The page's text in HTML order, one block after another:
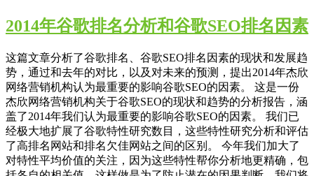
2014年谷歌排名分析和谷歌SEO排名因素
这篇文章分析了谷歌排名、谷歌SEO排名因素的现状和发展趋
势，通过和去年的对比，以及对未来的预测，提出2014年杰欣
网络营销机构认为最重要的影响谷歌SEO的因素。 这是一份
杰欣网络营销机构关于谷歌SEO的现状和趋势的分析报告，涵
盖了2014年我们认为最重要的影响谷歌SEO的因素。 我们已
经极大地扩展了谷歌特性研究数目，这些特性研究分析和评估
了高排名网站和排名欠佳网站之间的区别。 今年我们加大了
对特性平均价值的关注，因为这些特性帮你分析地更精确，包